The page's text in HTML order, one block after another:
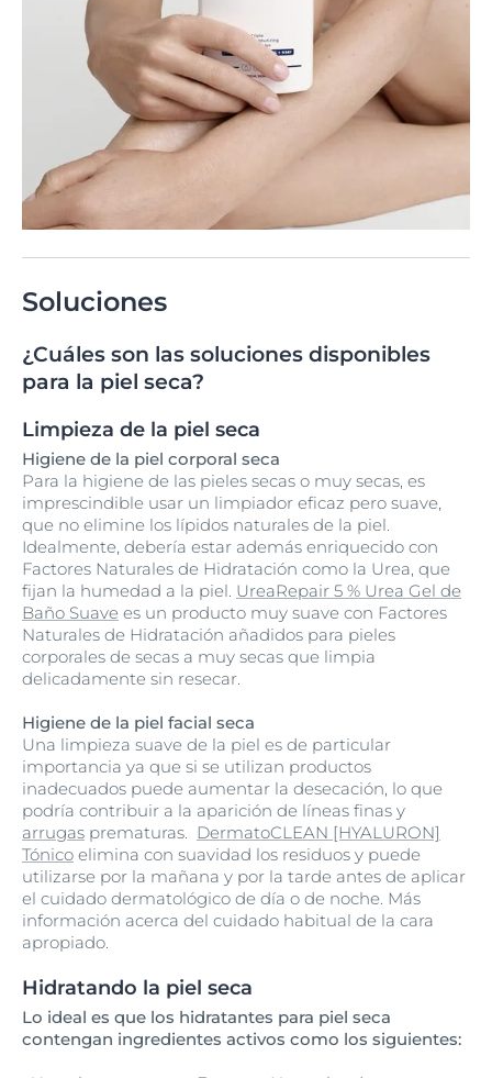
Soluciones
¿Cuáles son las soluciones disponibles
para la piel seca?
Limpieza de la piel seca
Higiene de la piel corporal seca
Para la higiene de las pieles secas o muy secas, es
imprescindible usar un limpiador eficaz pero suave,
que no elimine los lípidos naturales de la piel.
Idealmente, debería estar además enriquecido con
Factores Naturales de Hidratación como la Urea, que
fijan la humedad a la piel. UreaRepair 5 % Urea Gel de
Baño Suave es un producto muy suave con Factores
Naturales de Hidratación añadidos para pieles
corporales de secas a muy secas que limpia
delicadamente sin resecar.
Higiene de la piel facial seca
Una limpieza suave de la piel es de particular
importancia ya que si se utilizan productos
inadecuados puede aumentar la desecación, lo que
podría contribuir a la aparición de líneas finas y
arrugas prematuras. DermatoCLEAN [HYALURON]
Tónico elimina con suavidad los residuos y puede
utilizarse por la mañana y por la tarde antes de aplicar
el cuidado dermatológico de día o de noche. Más
información acerca del cuidado habitual de la cara
apropiado.
Hidratando la piel seca
Lo ideal es que los hidratantes para piel seca
contengan ingredientes activos como los siguientes: